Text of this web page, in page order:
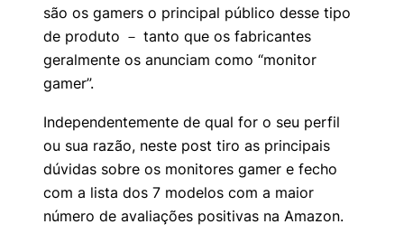
são os gamers o principal público desse tipo
de produto － tanto que os fabricantes
geralmente os anunciam como “monitor
gamer”.
Independentemente de qual for o seu perfil
ou sua razão, neste post tiro as principais
dúvidas sobre os monitores gamer e fecho
com a lista dos 7 modelos com a maior
número de avaliações positivas na Amazon.